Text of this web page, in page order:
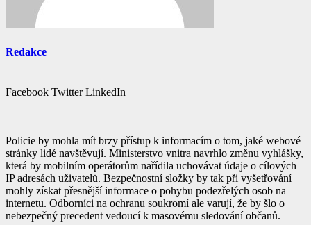
Redakce
Facebook Twitter LinkedIn
Policie by mohla mít brzy přístup k informacím o tom, jaké webové
stránky lidé navštěvují. Ministerstvo vnitra navrhlo změnu vyhlášky,
která by mobilním operátorům nařídila uchovávat údaje o cílových
IP adresách uživatelů. Bezpečnostní složky by tak při vyšetřování
mohly získat přesnější informace o pohybu podezřelých osob na
internetu. Odborníci na ochranu soukromí ale varují, že by šlo o
nebezpečný precedent vedoucí k masovému sledování občanů.